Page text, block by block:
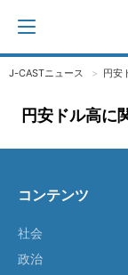
J-CASTニュース 円安
円安ドル高に
コンテンツ
社会
政治